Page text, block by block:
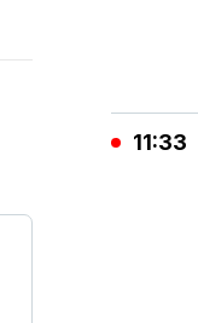
11:33